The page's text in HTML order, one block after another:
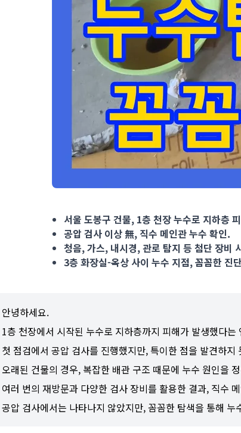
서울 도봉구 건물, 1층 천장 누수로 지하층
공압 검사 이상 無, 직수 메인관 누수 확인.
청음, 가스, 내시경, 관로 탐지 등 첨단 장비
3층 화장실-옥상 사이 누수 지점, 꼼꼼한 진
안녕하세요.
1층 천장에서 시작된 누수로 지하층까지 피해가 발생했다
첫 점검에서 공압 검사를 진행했지만, 특이한 점을 발견하지
오래된 건물의 경우, 복잡한 배관 구조 때문에 누수 원인을
여러 번의 재방문과 다양한 검사 장비를 활용한 결과, 직수
공압 검사에서는 나타나지 않았지만, 꼼꼼한 탐색을 통해